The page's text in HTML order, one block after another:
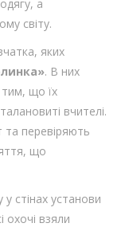
а
світу.
яких
. В них
що їх
вчителі.
та перевіряють
що
стінах установи
охочі взяли